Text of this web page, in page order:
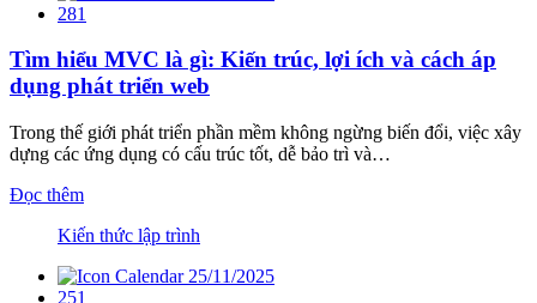
281
Tìm hiểu MVC là gì: Kiến trúc, lợi ích và cách áp
dụng phát triển web
Trong thế giới phát triển phần mềm không ngừng biến đổi, việc xây
dựng các ứng dụng có cấu trúc tốt, dễ bảo trì và…
Đọc thêm
Kiến thức lập trình
25/11/2025
251